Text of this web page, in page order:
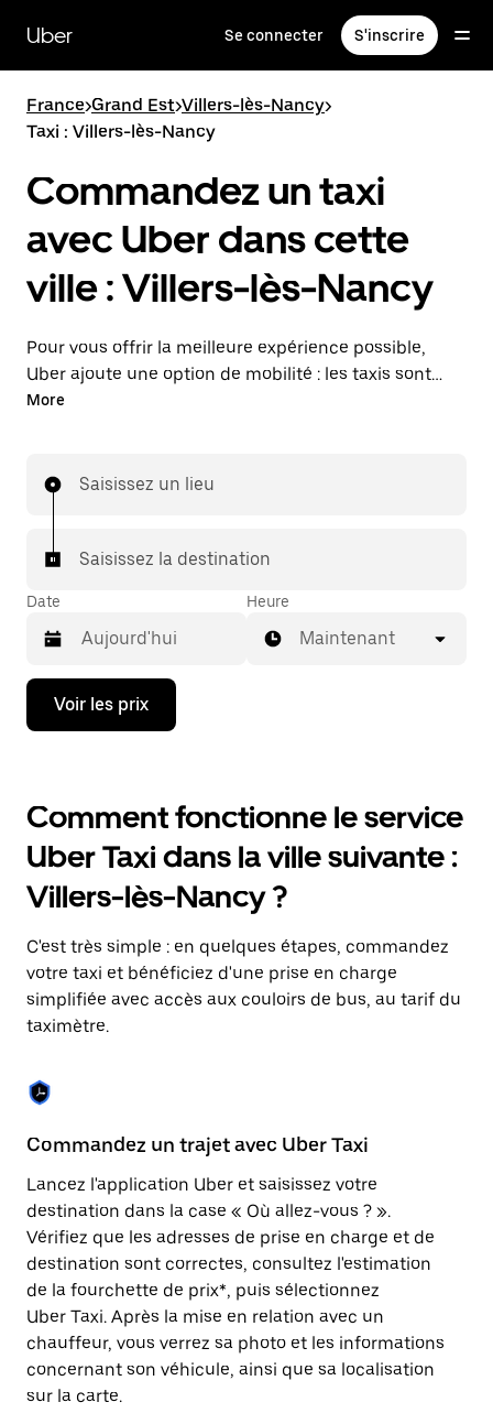
contenu
principal
Uber Se connecter S'inscrire
France>Grand Est>Villers-lès-Nancy>
Taxi : Villers-lès-Nancy
Commandez un taxi
avec Uber dans cette
ville : Villers-lès-Nancy
Pour vous offrir la meilleure expérience possible,
Uber ajoute une option de mobilité : les taxis sont
maintenant disponibles dans l'application. Uber Taxi :
More
Saisissez un lieu
Saisissez la destination
Date
Appuyez
la
bas
pour
ouvrir
le
calendrier
et
une
date.
Appuyez
sur
la
pour
fermer
calendrier.
Heure
Maintenant
Voir les prix
Comment fonctionne le service
Uber Taxi dans la ville suivante :
Villers-lès-Nancy ?
C'est très simple : en quelques étapes, commandez
votre taxi et bénéficiez d'une prise en charge
simplifiée avec accès aux couloirs de bus, au tarif du
taximètre.
Commandez un trajet avec Uber Taxi
Lancez l'application Uber et saisissez votre
destination dans la case « Où allez-vous ? ».
Vérifiez que les adresses de prise en charge et de
destination sont correctes, consultez l'estimation
de la fourchette de prix*, puis sélectionnez
Uber Taxi. Après la mise en relation avec un
chauffeur, vous verrez sa photo et les informations
concernant son véhicule, ainsi que sa localisation
sur la carte.